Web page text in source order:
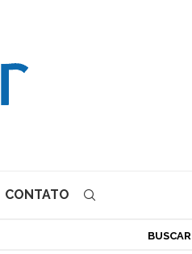
CONTATO
BUSCAR